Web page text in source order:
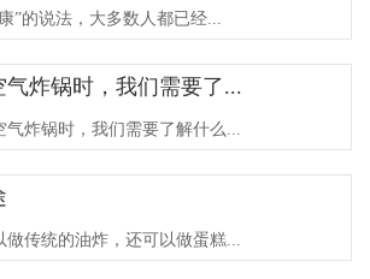
”的说法，大多数人都已经...
炸锅时，我们需要了...
气炸锅时，我们需要了解什么...
做传统的油炸，还可以做蛋糕...